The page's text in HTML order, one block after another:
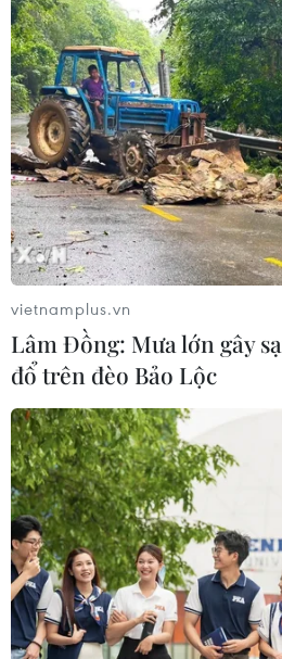
vietnamplus.vn
Lâm Đồng: Mưa lớn gây
đổ trên đèo Bảo Lộc